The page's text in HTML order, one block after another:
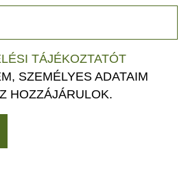
TÁJÉKOZTATÓT
SZEMÉLYES ADATAIM
HOZZÁJÁRULOK.